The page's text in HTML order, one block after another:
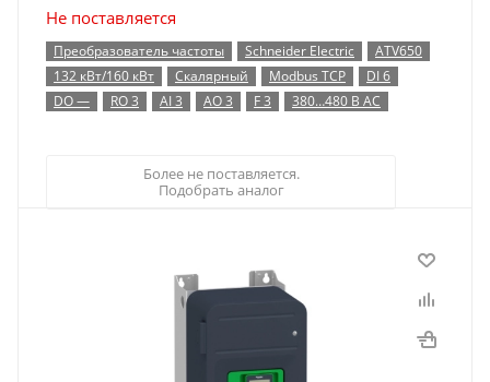
Не поставляется
Преобразователь частоты Schneider Electric
ATV650
132 кВт/160 кВт
Скалярный Modbus TCP
DI 6
DO —
RO 3 AI 3 AO 3 F 3 380…480 В AC
Более не поставляется.
Подобрать аналог